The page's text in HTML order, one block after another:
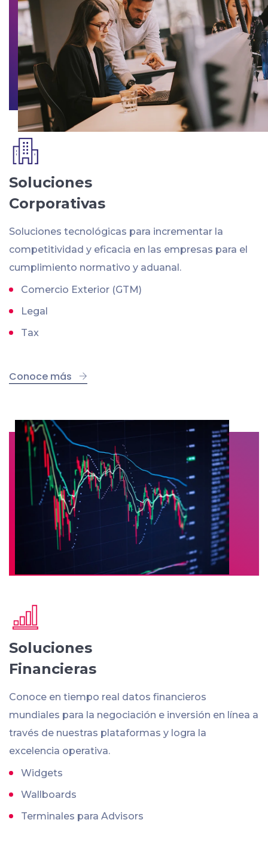
Soluciones
Corporativas
Soluciones tecnológicas para incrementar la
competitividad y eficacia en las empresas para el
cumplimiento normativo y aduanal.
Comercio Exterior (GTM)
Legal
Tax
Conoce más
Soluciones
Financieras
Conoce en tiempo real datos financieros
mundiales para la negociación e inversión en línea a
través de nuestras plataformas y logra la
excelencia operativa.
Widgets
Wallboards
Terminales para Advisors